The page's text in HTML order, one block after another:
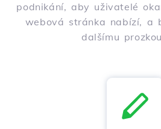
podnikání, aby uživatelé
webová stránka nabízí, a
dalšímu